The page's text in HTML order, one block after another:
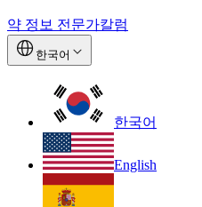
약 정보 전문가칼럼
한국어
한국어
English